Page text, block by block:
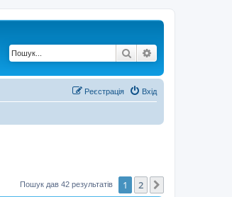
Пошук
Вхід
Реєстрація
Пошук дав 42 результатів 1 2